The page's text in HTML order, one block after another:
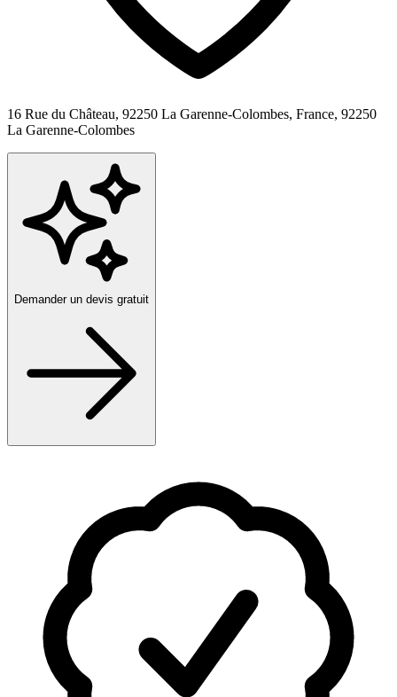
16 Rue du Château, 92250 La Garenne-Colombes, France, 92250
La Garenne-Colombes
Demander un devis gratuit